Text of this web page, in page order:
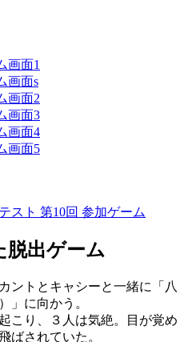
スト 第10回 参加ゲーム
脱出ゲーム
ントとキャシーと一緒に「八
」に向かう。
こり、３人は気絶。目が覚め
ばされていた。